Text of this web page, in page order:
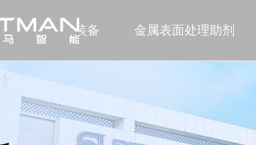
涂层装备 金属表面处理助剂